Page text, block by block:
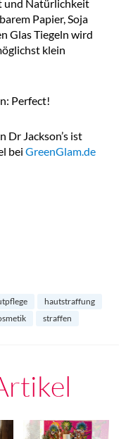
und Natürlichkeit
Papier, Soja
Glas Tiegeln wird
klein
Perfect!
Dr Jackson’s ist
beiGreenGlam.de
hautstraffung
straffen